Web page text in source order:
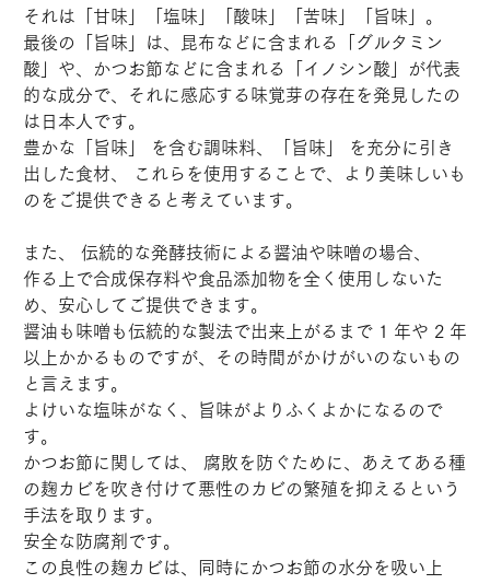
それは「甘味」「塩味」「酸味」「苦味」「旨味」。
最後の「旨味」は、昆布などに含まれる「グルタミン
酸」や、かつお節などに含まれる「イノシン酸」が代表
的な成分で、それに感応する味覚芽の存在を発見したの
は日本人です。
豊かな「旨味」 を含む調味料、「旨味」 を充分に引き
出した食材、 これらを使用することで、より美味しいも
のをご提供できると考えています。
また、 伝統的な発酵技術による醤油や味噌の場合、
作る上で合成保存料や食品添加物を全く使用しないた
め、安心してご提供できます。
醤油も味噌も伝統的な製法で出来上がるまで 1 年や 2 年
以上かかるものですが、その時間がかけがいのないもの
と言えます。
よけいな塩味がなく、旨味がよりふくよかになるので
す。
かつお節に関しては、 腐敗を防ぐために、あえてある種
の麹カビを吹き付けて悪性のカビの繁殖を抑えるという
手法を取ります。
安全な防腐剤です。
この良性の麹カビは、同時にかつお節の水分を吸い上